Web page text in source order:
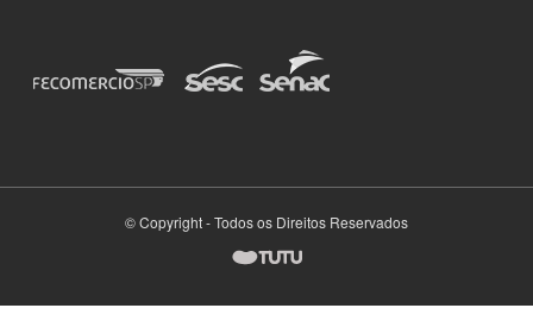
© Copyright - Todos os Direitos Reservados